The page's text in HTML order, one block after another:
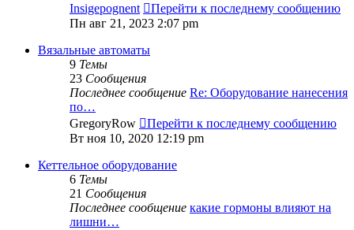
Insigepognent
Перейти к последнему сообщению
Пн авг 21, 2023 2:07 pm
Вязальные автоматы
9 Темы
23 Сообщения
Последнее сообщение Re: Оборудование нанесения
по…
GregoryRow
Перейти к последнему сообщению
Вт ноя 10, 2020 12:19 pm
Кеттельное оборудование
6 Темы
21 Сообщения
Последнее сообщение какие гормоны влияют на
лишни…